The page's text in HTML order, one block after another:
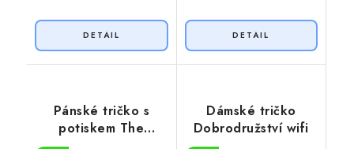
Pánské tričko s
potiskem The
Dámské tričko
Dobrodružství wifi